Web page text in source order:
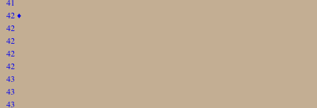
42♦
42
42
42
42
43
43
43